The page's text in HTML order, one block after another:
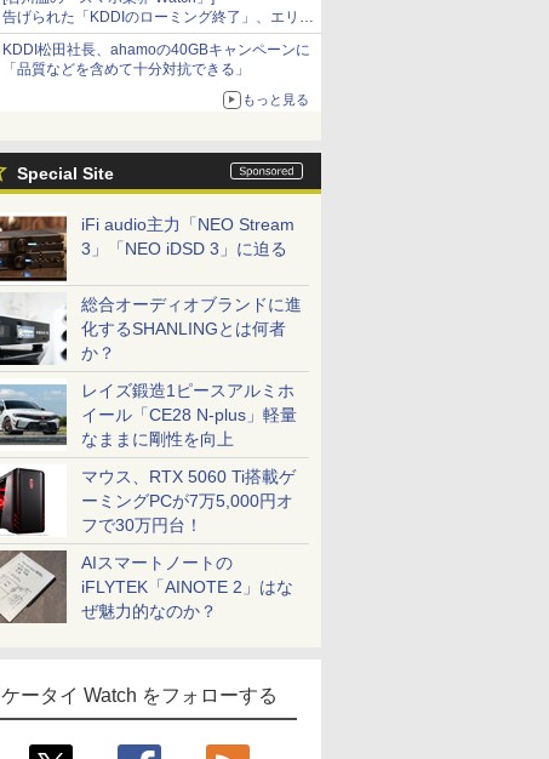
告げられた「KDDIのローミング終了」、エリア
マップの落とし穴と楽天モバイルの課題
KDDI松田社長、ahamoの40GBキャンペーンに
「品質などを含めて十分対抗できる」
もっと見る
Special Site
iFi audio主力「NEO Stream
3」「NEO iDSD 3」に迫る
総合オーディオブランドに進
化するSHANLINGとは何者
か？
レイズ鍛造1ピースアルミホ
イール「CE28 N-plus」軽量
なままに剛性を向上
マウス、RTX 5060 Ti搭載ゲ
ーミングPCが7万5,000円オ
フで30万円台！
AIスマートノートの
iFLYTEK「AINOTE 2」はな
ぜ魅力的なのか？
ケータイ Watch をフォローする